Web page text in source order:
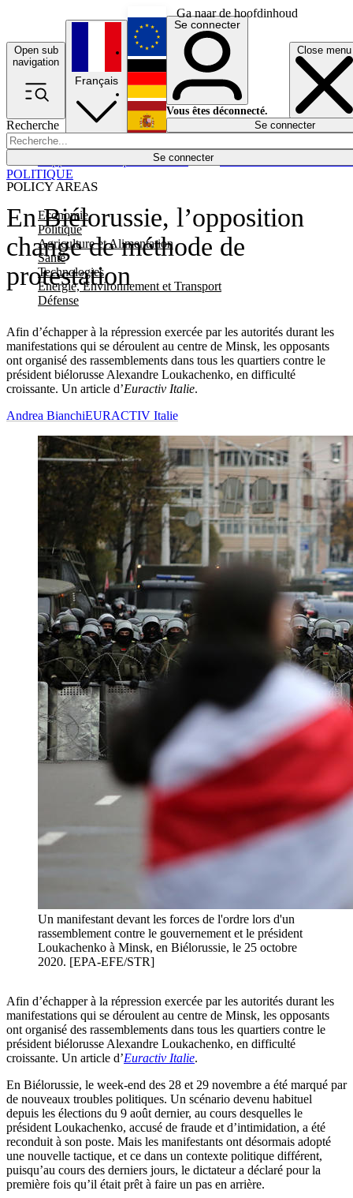
Ga naar de hoofdinhoud
Open sub
navigation
Close menu
Recherche
Se connecter
POLICY AREAS
Economie
Politique
Agriculture et Alimentation
Santé
Technologies
Energie, Environnement et Transport
Défense
Économie
Français
English
Deutsch
Español
Se connecter
Vous êtes déconnecté.
Se connecter
En Biélorussie, l’opposition
change de méthode de
protestation
Afin d’échapper à la répression exercée par les autorités durant les
manifestations qui se déroulent au centre de Minsk, les opposants
ont organisé des rassemblements dans tous les quartiers contre le
président biélorusse Alexandre Loukachenko, en difficulté
croissante. Un article d’Euractiv Italie.
POLITIQUE
Andrea BianchiEURACTIV Italie
Un manifestant devant les forces de l'ordre lors d'un
rassemblement contre le gouvernement et le président
Loukachenko à Minsk, en Biélorussie, le 25 octobre
2020. [EPA-EFE/STR]
Afin d’échapper à la répression exercée par les autorités durant les
manifestations qui se déroulent au centre de Minsk, les opposants
ont organisé des rassemblements dans tous les quartiers contre le
président biélorusse Alexandre Loukachenko, en difficulté
croissante. Un article d’Euractiv Italie.
En Biélorussie, le week-end des 28 et 29 novembre a été marqué par
de nouveaux troubles politiques. Un scénario devenu habituel
depuis les élections du 9 août dernier, au cours desquelles le
président Loukachenko, accusé de fraude et d’intimidation, a été
reconduit à son poste. Mais les manifestants ont désormais adopté
une nouvelle tactique, et ce dans un contexte politique différent,
puisqu’au cours des derniers jours, le dictateur a déclaré pour la
première fois qu’il était prêt à faire un pas en arrière.